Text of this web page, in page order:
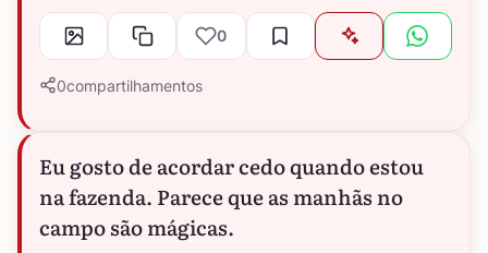
0
0compartilhamentos
Eu gosto de acordar cedo quando estou
na fazenda. Parece que as manhãs no
campo são mágicas.